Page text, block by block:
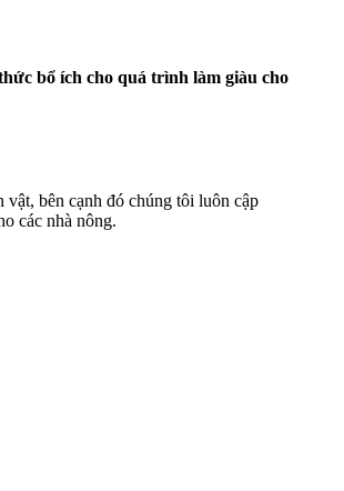
bổ ích cho quá trình làm giàu cho
bên cạnh đó chúng tôi luôn cập
các nhà nông.